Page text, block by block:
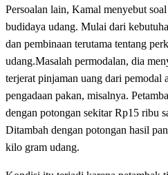
Persoalan lain, Kamal menyebut
budidaya udang. Mulai dari
dan pembinaan terutama tentang
udang.Masalah permodalan, dia
terjerat pinjaman uang dari
pengadaan pakan, misalnya.
dengan potongan sekitar Rp15 ribu
Ditambah dengan potongan hasil
kilo gram udang.